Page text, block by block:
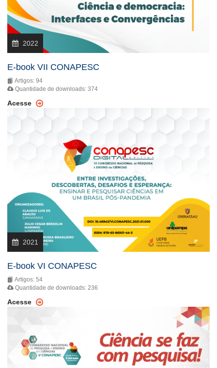
2022
E-book VII CONAPESC
Artigos: 94
Quantidade de downloads: 374
Acesse
2021
E-book VI CONAPESC
Artigos: 54
Quantidade de downloads: 236
Acesse